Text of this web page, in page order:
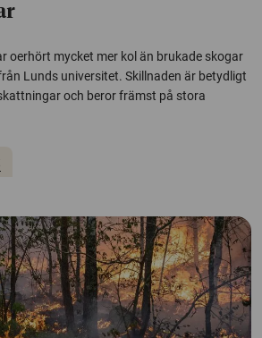
oerhört mycket mer kol än brukade skogar
Lunds universitet. Skillnaden är betydligt
och beror främst på stora